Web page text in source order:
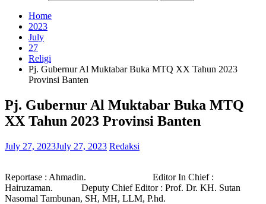
Home
2023
July
27
Religi
Pj. Gubernur Al Muktabar Buka MTQ XX Tahun 2023
Provinsi Banten
Pj. Gubernur Al Muktabar Buka MTQ
XX Tahun 2023 Provinsi Banten
July 27, 2023July 27, 2023 Redaksi
Reportase : Ahmadin. Editor In Chief :
Hairuzaman. Deputy Chief Editor : Prof. Dr. KH. Sutan
Nasomal Tambunan, SH, MH, LLM, P.hd.